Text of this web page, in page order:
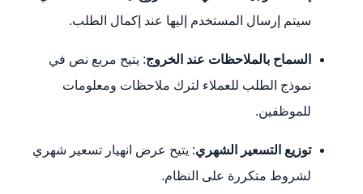
سيتم إرسال المستخدم إليها عند إكمال الطلب.
السماح بالملاحظات عند الخروج: يتيح مربع نص في
نموذج الطلب للعملاء لترك ملاحظات ومعلومات
للموظفين.
توزيع التسعير الشهري: يتيح عرض انهيار تسعير شهري
لشروط متكررة على النظام.